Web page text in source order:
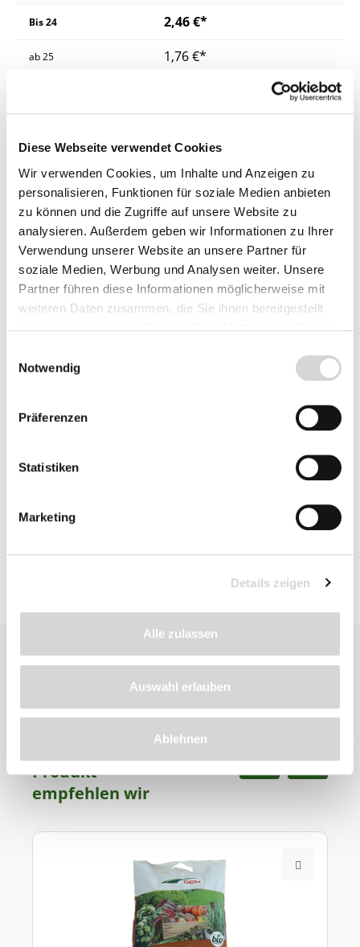
Diese Webseite verwendet Cookies
Wir verwenden Cookies, um Inhalte und Anzeigen zu
personalisieren, Funktionen für soziale Medien anbieten
zu können und die Zugriffe auf unsere Website zu
analysieren. Außerdem geben wir Informationen zu Ihrer
Verwendung unserer Website an unsere Partner für
soziale Medien, Werbung und Analysen weiter. Unsere
Partner führen diese Informationen möglicherweise mit
weiteren Daten zusammen, die Sie ihnen bereitgestellt
Notwendig
Präferenzen
Statistiken
Marketing
Details zeigen
Alle zulassen
Auswahl erlauben
Ablehnen
Bis24 2,46 €*
ab25 1,76 €*
Preise inkl. MwSt. zzgl. Versandkosten
Lieferzeit: 4 - 8 Werktage
Herkunft
Produkt Anzahl: Gib den gewünschten
Fragen zum Artikel
Produkt
empfehlen wir